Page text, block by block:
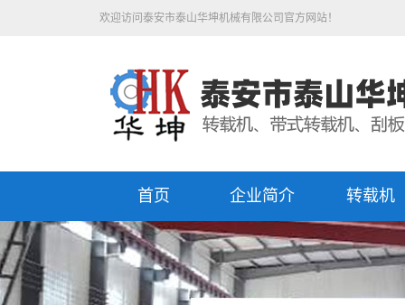
欢迎访问泰安市泰山华坤机械有限公司官方网站！
首页 企业简介 转载机